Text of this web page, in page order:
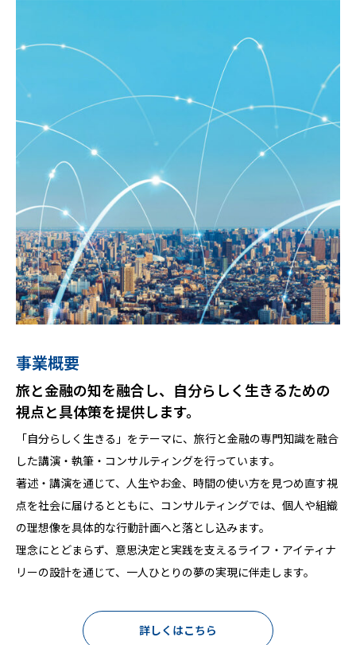
事業概要
旅と金融の知を融合し、自分らしく生きるための
視点と具体策を提供します。
「自分らしく生きる」をテーマに、旅行と金融の専門知識を融合
した講演・執筆・コンサルティングを行っています。
著述・講演を通じて、人生やお金、時間の使い方を見つめ直す視
点を社会に届けるとともに、コンサルティングでは、個人や組織
の理想像を具体的な行動計画へと落とし込みます。
理念にとどまらず、意思決定と実践を支えるライフ・アイティナ
リーの設計を通じて、一人ひとりの夢の実現に伴走します。
詳しくはこちら
プロフィール
旅行と金融の知を軸に、講演・執筆・コンサルテ
ィングを行う。
講演・執筆・コンサルティングを通じて、「自分らしく生きる」
ための意思決定と実践を支援。
理念や理想論にとどまらず、個人や組織が描く未来像を、現実的
で持続可能な行動へと落とし込むことを大切にしています。
感動を伝える言葉と、感動を共有する具体的な手法。その両輪を
軸に、一人ひとりの人生に寄り添いながら、「ライフ・アイティ
ナリー（人生の行程表）」を設計し、その実行に寄り添っていま
活動履歴
講演・執筆・コンサルティングを通じた知的実
践。
講演・セミナーでは、個人・団体・企業を対象に、価値観の整理
や人生設計、キャリアやライフスタイルの再構築をテーマとした
登壇を実施。執筆活動では、旅を切り口に日常や人生を見つめ直
す視点を発信しています。また、コンサルティングでは、理想像
の言語化から行動計画の策定、実践までを一貫して支援し、継続
可能な人生や事業の道筋づくりの伴走を行っております。
詳しくはこちら